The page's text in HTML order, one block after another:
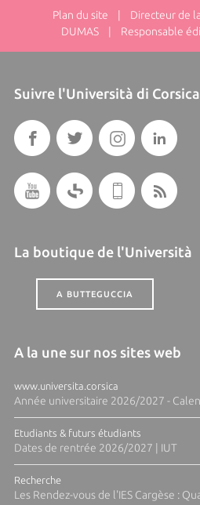
Plan du site | Directeur de la
DUMAS | Responsable
Suivre l'Università di Corsica
La boutique de l'Università
A BUTTEGUCCIA
A la une sur nos sites web
www.universita.corsica
Année universitaire 2026/2027 -
Etudiants & futurs étudiants
Dates de rentrée 2026/2027 | IUT
Recherche
Les Rendez-vous de l'IES Cargèse :